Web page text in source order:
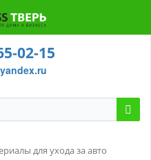
02-15
для ухода за авто